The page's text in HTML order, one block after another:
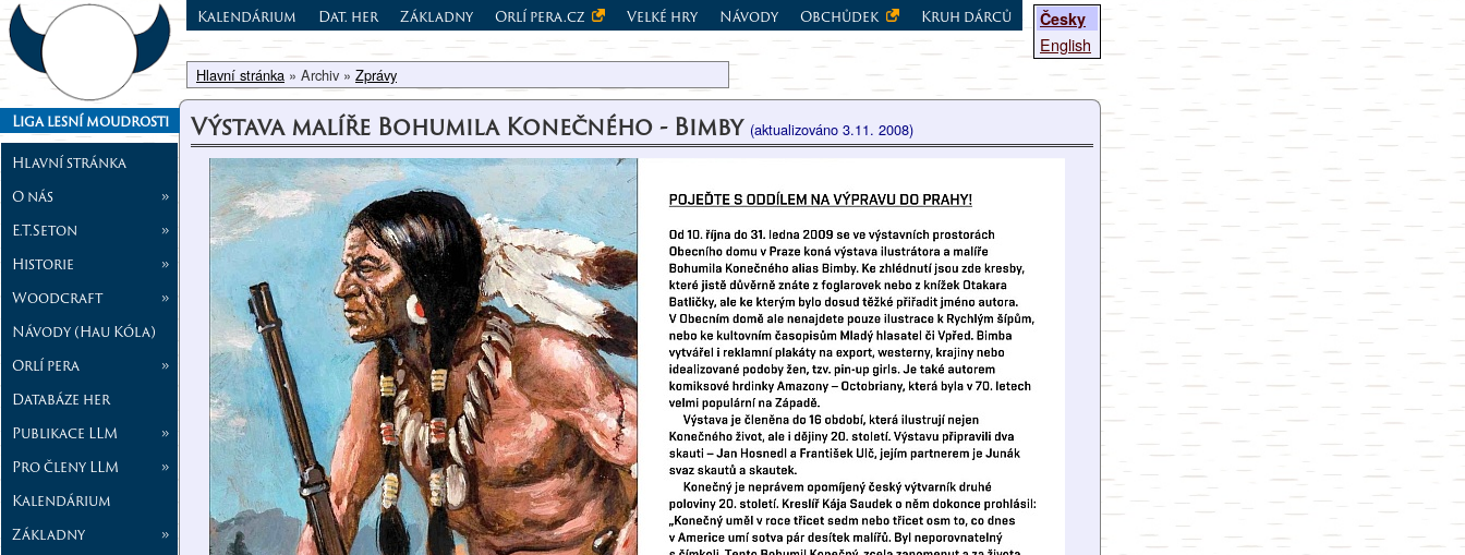
Liga lesní moudrosti
Hlavní stránka
O nás
»
E.T.Seton
»
Historie
»
Woodcraft
»
Návody (Hau Kóla)
Orlí pera
»
Databáze her
Publikace LLM
»
Pro členy LLM
»
Kalendárium
Základny
»
Česky
English
Kalendárium Dat. her Základny Orlí pera.cz Velké hry Návody Obchůdek Kruh dárců
Hlavní stránka » Archiv » Zprávy
Výstava malíře Bohumila Konečného - Bimby (aktualizováno 3.11. 2008)